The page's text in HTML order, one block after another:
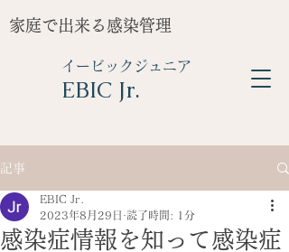
家庭で出来る感染管理
イービックジュニア
​EBIC Jr.
記事
感染症情報を知って感染症
EBIC Jr.
2023年8月29日
読了時間: 1分